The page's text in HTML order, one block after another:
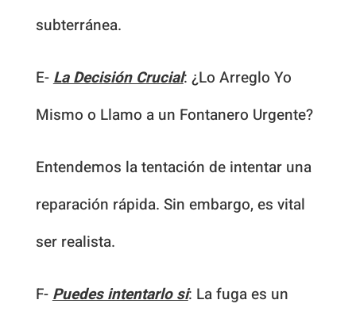
subterránea.
E-La Decisión Crucial: ¿Lo Arreglo Yo
Mismo o Llamo a un Fontanero Urgente?
Entendemos la tentación de intentar una
reparación rápida. Sin embargo, es vital
ser realista.
F-Puedes intentarlo si: La fuga es un